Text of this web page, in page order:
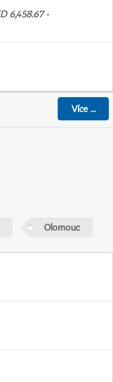
6,458.67 -
Více...
Olomouc